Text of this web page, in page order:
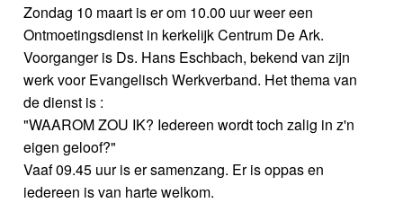
Zondag 10 maart is er om 10.00 uur weer een
Ontmoetingsdienst in kerkelijk Centrum De Ark.
Voorganger is Ds. Hans Eschbach, bekend van zijn
werk voor Evangelisch Werkverband. Het thema van
de dienst is :
"WAAROM ZOU IK? Iedereen wordt toch zalig in z'n
eigen geloof?"
Vaaf 09.45 uur is er samenzang. Er is oppas en
iedereen is van harte welkom.